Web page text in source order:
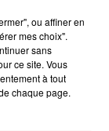
balade
ou affiner en
mes choix".
sans
ce site. Vous
à tout
chaque page.